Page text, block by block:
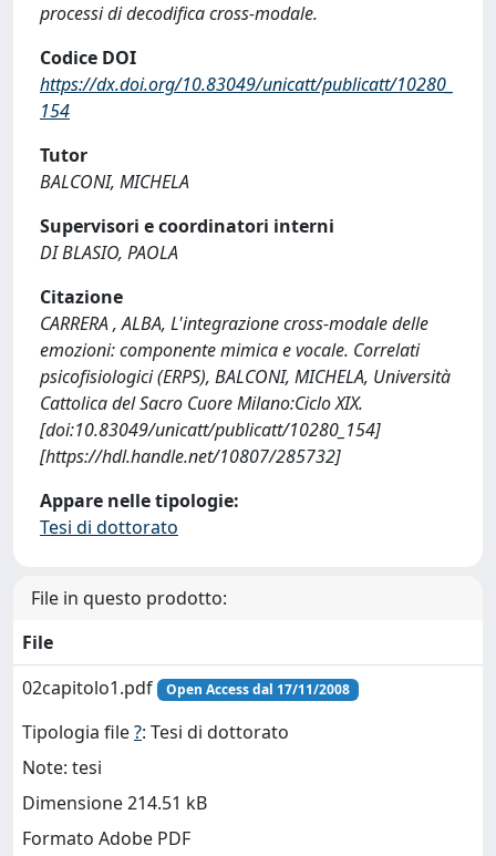
processi di decodifica cross-modale.
Codice DOI
https://dx.doi.org/10.83049/unicatt/publicatt/10280_
154
Tutor
BALCONI, MICHELA
Supervisori e coordinatori interni
DI BLASIO, PAOLA
Citazione
CARRERA , ALBA, L'integrazione cross-modale delle
emozioni: componente mimica e vocale. Correlati
psicofisiologici (ERPS), BALCONI, MICHELA, Università
Cattolica del Sacro Cuore Milano:Ciclo XIX.
[doi:10.83049/unicatt/publicatt/10280_154]
[https://hdl.handle.net/10807/285732]
Appare nelle tipologie:
Tesi di dottorato
File in questo prodotto:
File
02capitolo1.pdf
Open Access dal 17/11/2008
Tipologia file?: Tesi di dottorato
Note: tesi
Dimensione 214.51 kB
Formato Adobe PDF